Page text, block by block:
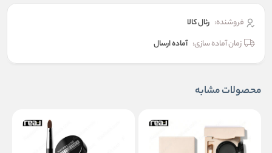
فروشنده: رئال كالا
زمان آماده سازی: آماده ارسال
محصولات مشابه